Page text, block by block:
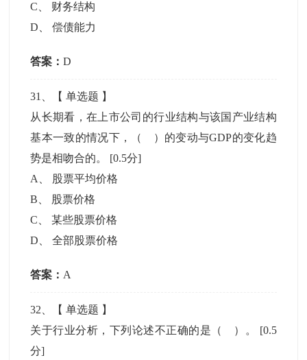
C
财务结构
D 、偿债能力
答案：D
31 、【单选题 】
从长期看，在上市公司的行业结构与该国产业结构
基本一致的情况下，（ ）的变动与GDP的变化趋
势是相吻合的。 [0.5分]
A
股票平均价格
B
股票价格
C 、某些股票价格
D 、全部股票价格
答案： A
32 、【单选题 】
关于行业分析，下列论述不正确的是（ ）。 [0.5
分]